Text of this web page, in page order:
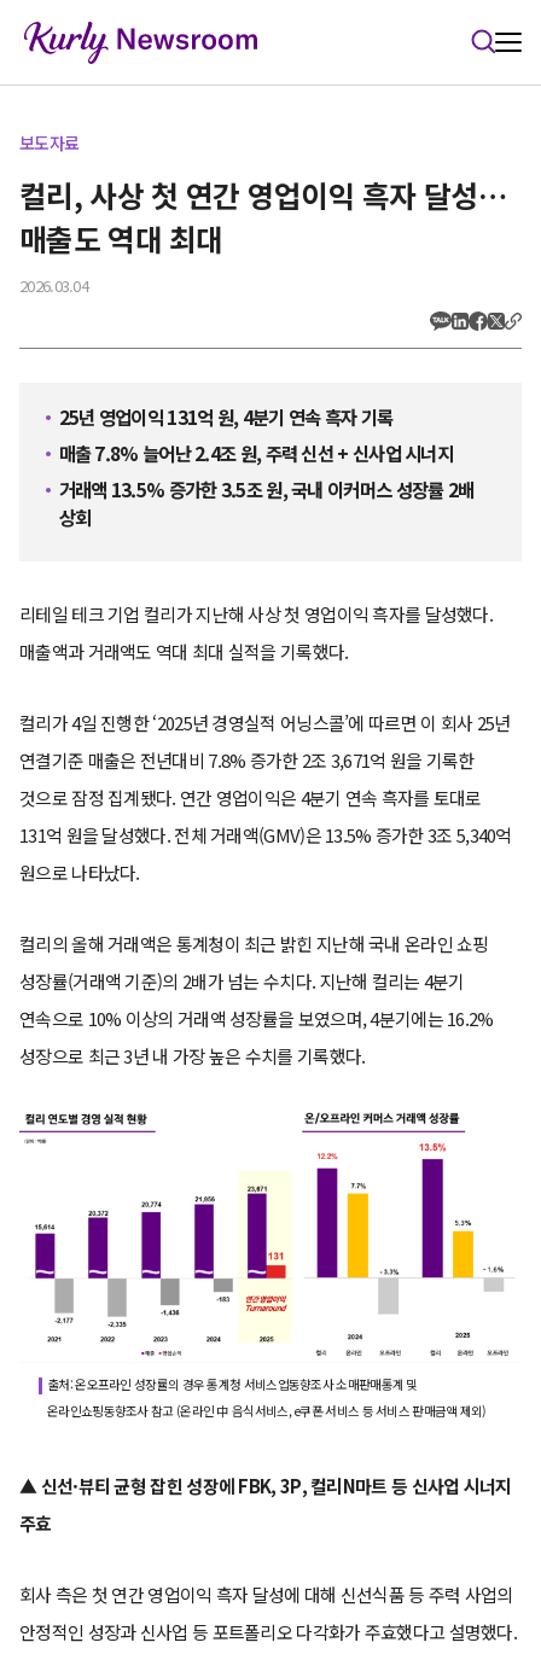
보도자료
컬리, 사상 첫 연간 영업이익 흑자 달성…
매출도 역대 최대
2026.03.04
25년 영업이익 131억 원, 4분기 연속 흑자 기록
매출 7.8% 늘어난 2.4조 원, 주력 신선 + 신사업 시너지
거래액 13.5% 증가한 3.5조 원, 국내 이커머스 성장률 2배
상회
리테일 테크 기업 컬리가 지난해 사상 첫 영업이익 흑자를 달성했다.
매출액과 거래액도 역대 최대 실적을 기록했다.
컬리가 4일 진행한 ‘2025년 경영실적 어닝스콜’에 따르면 이 회사 25년
연결기준 매출은 전년대비 7.8% 증가한 2조 3,671억 원을 기록한
것으로 잠정 집계됐다. 연간 영업이익은 4분기 연속 흑자를 토대로
131억 원을 달성했다. 전체 거래액(GMV)은 13.5% 증가한 3조 5,340억
원으로 나타났다.
컬리의 올해 거래액은 통계청이 최근 밝힌 지난해 국내 온라인 쇼핑
성장률(거래액 기준)의 2배가 넘는 수치다. 지난해 컬리는 4분기
연속으로 10% 이상의 거래액 성장률을 보였으며, 4분기에는 16.2%
성장으로 최근 3년 내 가장 높은 수치를 기록했다.
출처: 온오프라인 성장률의 경우 통계청 서비스업동향조사 소매판매통계 및
온라인쇼핑동향조사 참고 (온라인 中 음식서비스, e쿠폰 서비스 등 서비스 판매금액 제외)
▲ 신선·뷰티 균형 잡힌 성장에 FBK, 3P, 컬리N마트 등 신사업 시너지
주효
회사 측은 첫 연간 영업이익 흑자 달성에 대해 신선식품 등 주력 사업의
안정적인 성장과 신사업 등 포트폴리오 다각화가 주효했다고 설명했다.